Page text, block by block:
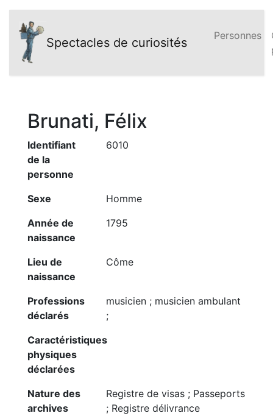
Spectacles de curiosités Personnes
Brunati, Félix
Identifiant
de la
personne
6010
Sexe
Homme
Année de
naissance
1795
Lieu de
naissance
Côme
Professions
déclarés
musicien ; musicien ambulant
;
Caractéristiques
physiques
déclarées
Nature des
archives
Registre de visas ; Passeports
; Registre délivrance